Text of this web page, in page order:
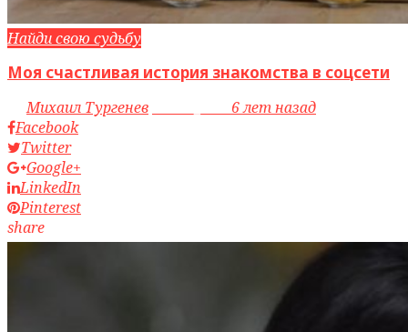
Найди свою судьбу
Моя счастливая история знакомства в соцсети
byМихаил Тургенев
6 лет назад
Facebook
Twitter
Google+
LinkedIn
Pinterest
share